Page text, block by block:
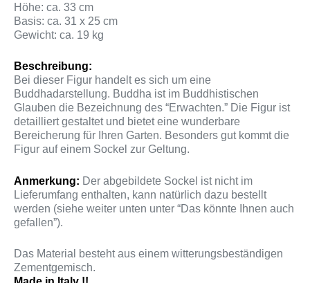
Höhe: ca. 33 cm
Basis: ca. 31 x 25 cm
Gewicht: ca. 19 kg
Beschreibung:
Bei dieser Figur handelt es sich um eine
Buddhadarstellung. Buddha ist im Buddhistischen
Glauben die Bezeichnung des “Erwachten.” Die Figur ist
detailliert gestaltet und bietet eine wunderbare
Bereicherung für Ihren Garten. Besonders gut kommt die
Figur auf einem Sockel zur Geltung.
Anmerkung: Der abgebildete Sockel ist nicht im
Lieferumfang enthalten, kann natürlich dazu bestellt
werden (siehe weiter unten unter “Das könnte Ihnen auch
gefallen”).
Das Material besteht aus einem witterungsbeständigen
Zementgemisch.